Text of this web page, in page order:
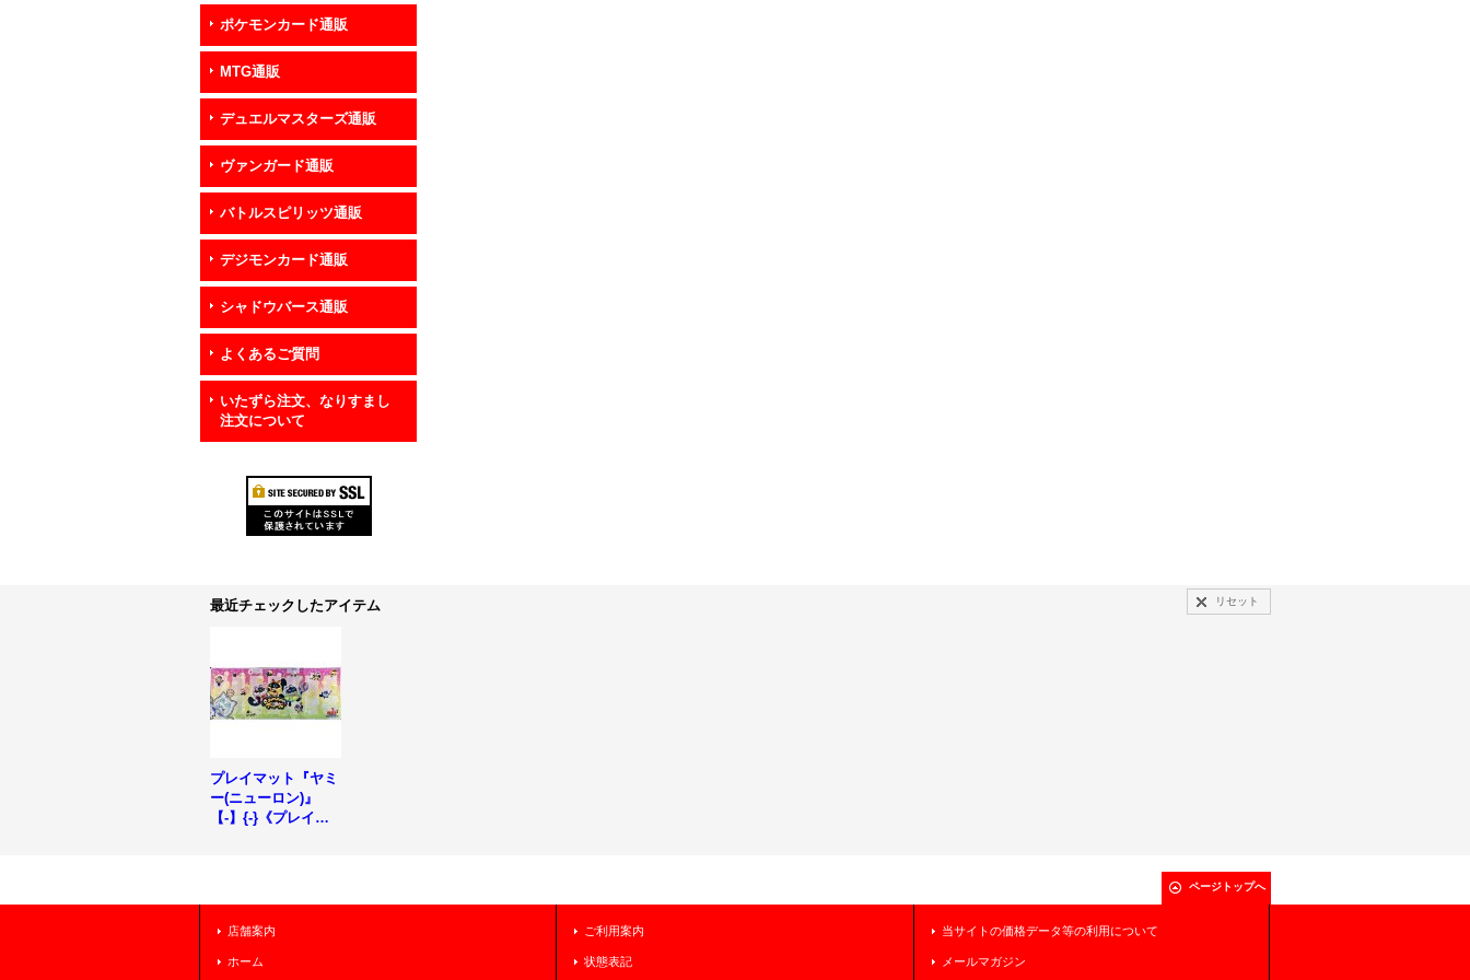
ポケモンカード通販
MTG通販
デュエルマスターズ通販
ヴァンガード通販
バトルスピリッツ通販
デジモンカード通販
シャドウバース通販
よくあるご質問
いたずら注文、なりすまし
注文について
最近チェックしたアイテム リセット
プレイマット『ヤミ
ー(ニューロン)』
【-】{-}《プレイマ
ページトップへ
店舗案内
ホーム
ご利用案内
状態表記
当サイトの価格データ等の利用について
メールマガジン